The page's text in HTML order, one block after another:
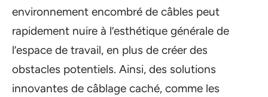
environnement encombré de câbles peut
rapidement nuire à l’esthétique générale de
l’espace de travail, en plus de créer des
obstacles potentiels. Ainsi, des solutions
innovantes de câblage caché, comme les